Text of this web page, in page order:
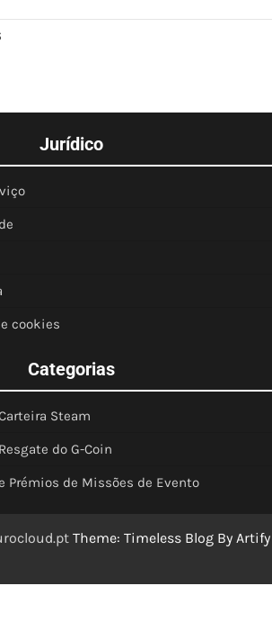
Jurídico
cookies
Categorias
Steam
do G-Coin
Prémios de Missões de Evento
Theme: Timeless Blog By Artify